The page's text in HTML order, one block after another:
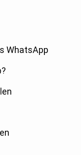
WhatsApp